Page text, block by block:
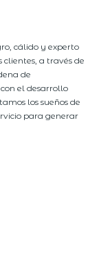
cálido y experto
a través de
de
el desarrollo
los sueños de
para generar